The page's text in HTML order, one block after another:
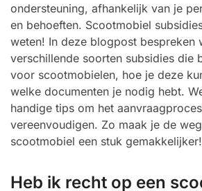
ondersteuning, afhankelijk van je
en behoeften. Scootmobiel
weten! In deze blogpost bespreken
verschillende soorten subsidies die
voor scootmobielen, hoe je deze
welke documenten je nodig hebt.
handige tips om het
vereenvoudigen. Zo maak je de
scootmobiel een stuk gemakkelijker!
Heb ik recht op een